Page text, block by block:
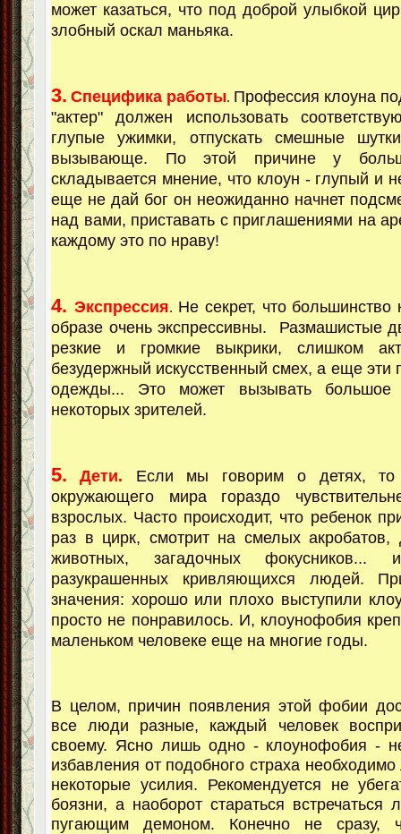
может казаться, что под доброй улыбкой
злобный оскал маньяка.
3. Специфика работы. Профессия клоуна
"актер" должен использовать
глупые ужимки, отпускать смешные
вызывающе. По этой причине у
складывается мнение, что клоун - глупый и
еще не дай бог он неожиданно начнет
над вами, приставать с приглашениями на
каждому это по нраву!
4. Экспрессия. Не секрет, что большинство
образе очень экспрессивны. Размашистые
резкие и громкие выкрики, слишком
безудержный искусственный смех, а еще
одежды... Это может вызывать большое
некоторых зрителей.
5. Дети. Если мы говорим о детях, то
окружающего мира гораздо
взрослых. Часто происходит, что ребенок
раз в цирк, смотрит на смелых акробатов,
животных, загадочных
разукрашенных кривляющихся людей.
значения: хорошо или плохо выступили
просто не понравилось. И, клоунофобия
маленьком человеке еще на многие годы.
В целом, причин появления этой фобии
все люди разные, каждый человек
своему. Ясно лишь одно - клоунофобия -
избавления от подобного страха
некоторые усилия. Рекомендуется не
боязни, а наоборот стараться
пугающим демоном. Конечно не сразу,